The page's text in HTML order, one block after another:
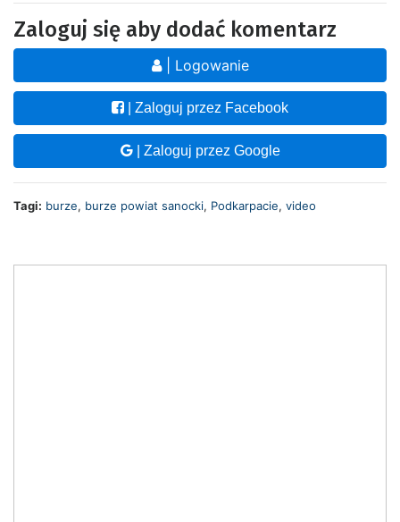
Zaloguj się aby dodać komentarz
| Logowanie
| Zaloguj przez Facebook
| Zaloguj przez Google
Tagi: burze, burze powiat sanocki, Podkarpacie, video